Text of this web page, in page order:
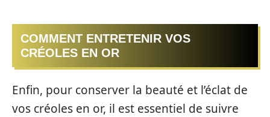
COMMENT ENTRETENIR VOS
CRÉOLES EN OR
Enfin, pour conserver la beauté et l’éclat de
vos créoles en or, il est essentiel de suivre